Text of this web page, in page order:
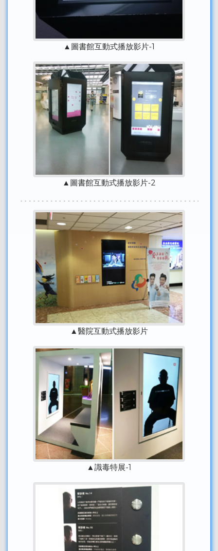
▲圖書館互動式播放影片-1
▲圖書館互動式播放影片-2
▲醫院互動式播放影片
▲識毒特展-1